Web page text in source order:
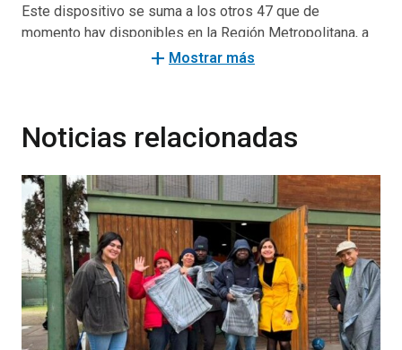
Este dispositivo se suma a los otros 47 que de
momento hay disponibles en la Región Metropolitana, a
la espera de que termine de abrir la totalidad de la oferta
add Mostrar más
Noticias relacionadas